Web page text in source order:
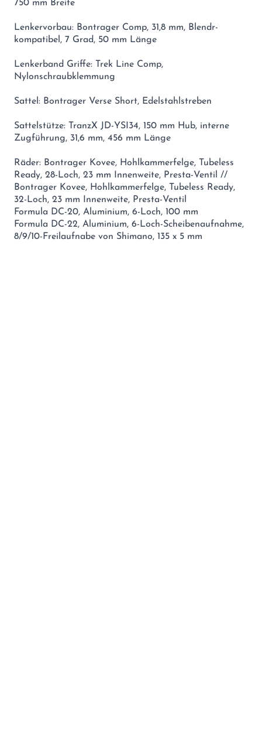
750 mm Breite
Lenkervorbau: Bontrager Comp, 31,8 mm, Blendr-
kompatibel, 7 Grad, 50 mm Länge
Lenkerband Griffe: Trek Line Comp,
Nylonschraubklemmung
Sattel: Bontrager Verse Short, Edelstahlstreben
Sattelstütze: TranzX JD-YSI34, 150 mm Hub, interne
Zugführung, 31,6 mm, 456 mm Länge
Räder: Bontrager Kovee, Hohlkammerfelge, Tubeless
Ready, 28-Loch, 23 mm Innenweite, Presta-Ventil //
Bontrager Kovee, Hohlkammerfelge, Tubeless Ready,
32-Loch, 23 mm Innenweite, Presta-Ventil
Formula DC-20, Aluminium, 6-Loch, 100 mm
Formula DC-22, Aluminium, 6-Loch-Scheibenaufnahme,
8/9/10-Freilaufnabe von Shimano, 135 x 5 mm